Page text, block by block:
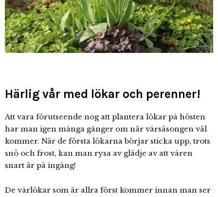
Härlig vår med lökar och perenner!
Att vara förutseende nog att plantera lökar på hösten
har man igen många gånger om när vårsäsongen väl
kommer. När de första lökarna börjar sticka upp, trots
snö och frost, kan man rysa av glädje av att våren
snart är på ingång!
De vårlökar som är allra först kommer innan man ser